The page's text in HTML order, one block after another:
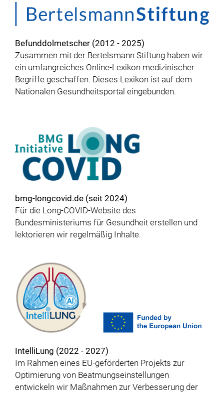
Befunddolmetscher (2012 - 2025)
Zusammen mit der Bertelsmann Stiftung haben wir
ein umfangreiches Online-Lexikon medizinischer
Begriffe geschaffen. Dieses Lexikon ist auf dem
Nationalen Gesundheitsportal eingebunden.
bmg-longcovid.de (seit 2024)
Für die Long-COVID-Website des
Bundesministeriums für Gesundheit erstellen und
lektorieren wir regelmäßig Inhalte.
IntelliLung (2022 - 2027)
Im Rahmen eines EU-geförderten Projekts zur
Optimierung von Beatmungseinstellungen
entwickeln wir Maßnahmen zur Verbesserung der